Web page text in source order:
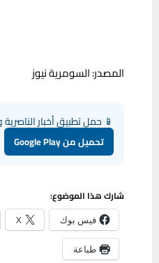
المصدر: السومرية نيوز
📱 حمل تطبيق أخبار
تحميل من Google Play
شارك هذا الموضوع:
فيس بوك X
طباعة